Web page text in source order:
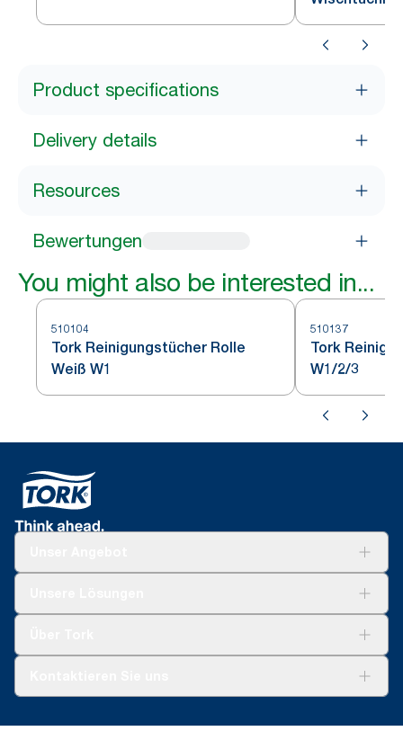
W1
Product specifications
Delivery details
Resources
Bewertungen
You might also be interested in...
510104
Tork Reinigungstücher Rolle
Weiß W1
510137
Tork
W1/2/3
Spenderreklamation